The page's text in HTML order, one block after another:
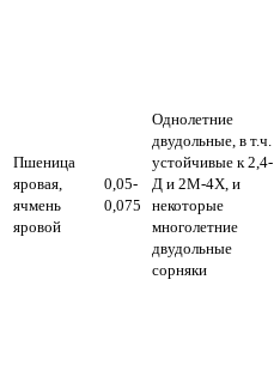
Пшеница
яровая,
ячмень
яровой
0,05-
0,075
Однолетние
двудольные, в т.ч.
устойчивые к 2,4-
Д и 2М-4Х, и
некоторые
многолетние
двудольные
сорняки